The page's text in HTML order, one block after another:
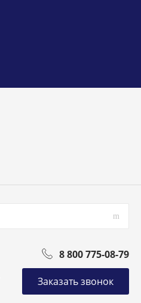
8 800 775-08-79
Заказать звонок